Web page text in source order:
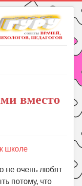
вместо
школе
не очень любят
потому, что